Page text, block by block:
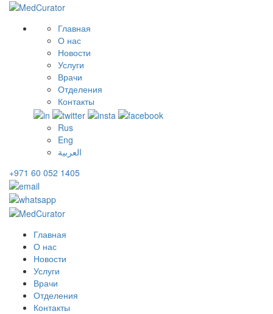
Главная
О нас
Новости
Услуги
Врачи
Отделения
Контакты
Rus
Eng
العربية
+971 60 052 1405
Главная
О нас
Новости
Услуги
Врачи
Отделения
Контакты